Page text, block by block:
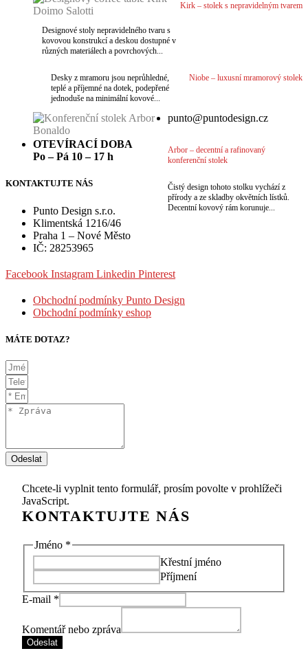
Kirk – stolek s nepravidelným tvarem
Designové stoly nepravidelného tvaru s
kovovou konstrukcí a deskou dostupné v
různých materiálech a povrchových...
Niobe – luxusní mramorový stolek
Desky z mramoru jsou neprůhledné,
teplé a příjemné na dotek, podepřené
jednoduše na minimální kovové...
Arbor – decentní a rafinovaný
konferenční stolek
Čistý design tohoto stolku vychází z
přírody a ze skladby okvětních lístků.
Decentní kovový rám korunuje...
punto@puntodesign.cz
OTEVÍRACÍ DOBA
Po – Pá 10 – 17 h
KONTAKTUJTE NÁS
Punto Design s.r.o.
Klimentská 1216/46
Praha 1 – Nové Město
IČ: 28253965
Facebook Instagram Linkedin Pinterest
Obchodní podmínky Punto Design
Obchodní podmínky eshop
MÁTE DOTAZ?
Odeslat
Chcete-li vyplnit tento formulář, prosím povolte v prohlížeči
JavaScript.
zpráva
Komentář
nebo
Jméno *
Křestní jméno
Příjmení
E-mail *
Komentář nebo zpráva
Odeslat